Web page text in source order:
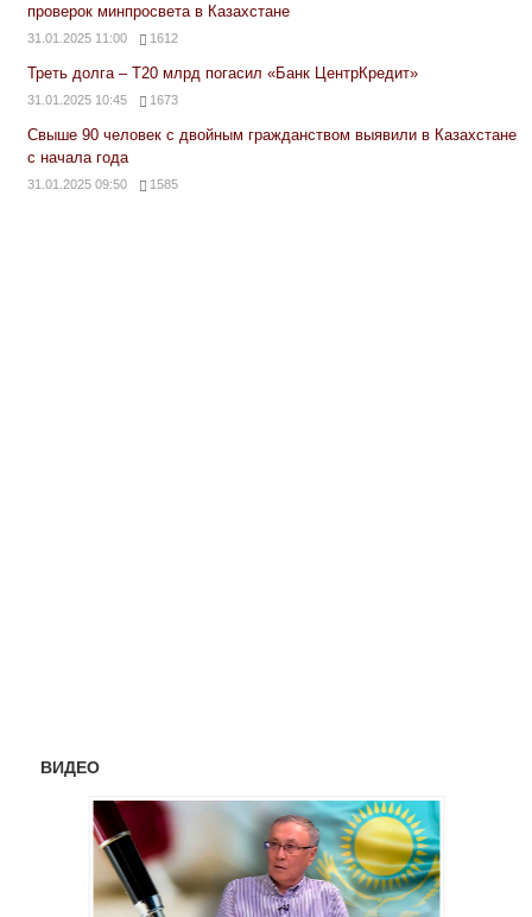
проверок минпросвета в Казахстане
31.01.2025 11:00 1612
Треть долга – Т20 млрд погасил «Банк ЦентрКредит»
31.01.2025 10:45 1673
Свыше 90 человек с двойным гражданством выявили в Казахстане
с начала года
31.01.2025 09:50 1585
ВИДЕО